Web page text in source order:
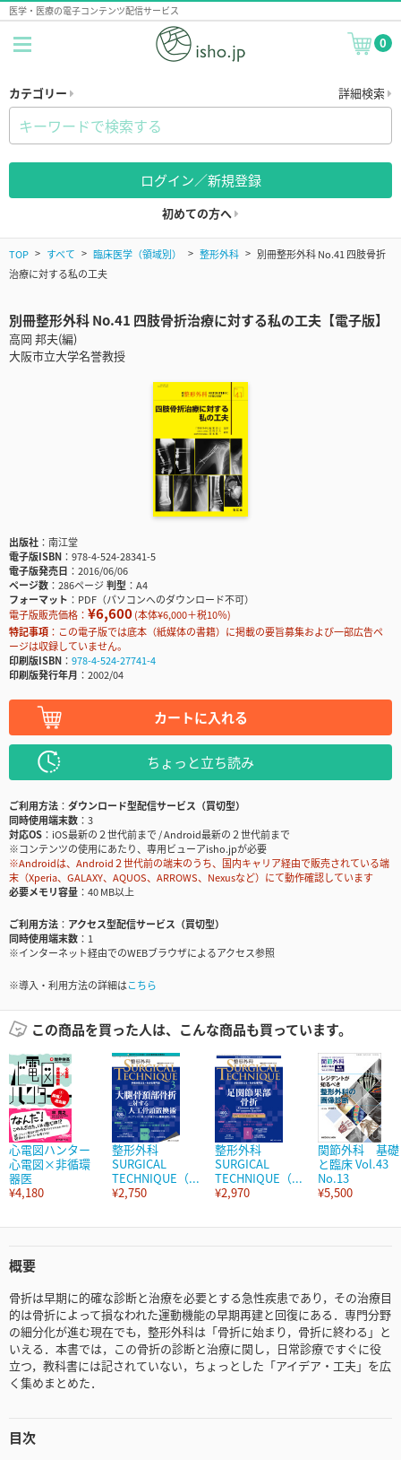
医学・医療の電子コンテンツ配信サービス
0
カテゴリー 詳細検索
ログイン／新規登録
初めての方へ
TOP すべて 臨床医学（領域別） 整形外科
別冊整形外科 No.41 四肢骨折
治療に対する私の工夫
別冊整形外科 No.41 四肢骨折治療に対する私の工夫【電子版】
高岡 邦夫(編)
大阪市立大学名誉教授
出版社
南江堂
電子版ISBN
978-4-524-28341-5
電子版発売日
2016/06/06
ページ数
286ページ判型
A4
フォーマット
PDF（パソコンへのダウンロード不可）
電子版販売価格： ¥6,600(本体¥6,000＋税10％)
特記事項
この電子版では底本（紙媒体の書籍）に掲載の要旨募集および一部広告ペ
ージは収録していません。
印刷版ISBN
978-4-524-27741-4
印刷版発行年月
2002/04
カートに入れる
ちょっと立ち読み
ご利用方法
ダウンロード型配信サービス（買切型）
同時使用端末数
3
対応OS
iOS最新の２世代前まで / Android最新の２世代前まで
※コンテンツの使用にあたり、専用ビューアisho.jpが必要
※Androidは、Android２世代前の端末のうち、国内キャリア経由で販売されている端
末（Xperia、GALAXY、AQUOS、ARROWS、Nexusなど）にて動作確認しています
必要メモリ容量
40 MB以上
ご利用方法
アクセス型配信サービス（買切型）
同時使用端末数
1
※インターネット経由でのWEBブラウザによるアクセス参照
※導入・利用方法の詳細はこちら
この商品を買った人は、こんな商品も買っています。
心電図ハンター
心電図×非循環
器医
¥4,180
整形外科
SURGICAL
TECHNIQUE（...
¥2,750
整形外科
SURGICAL
TECHNIQUE（...
¥2,970
関節外科 基礎
と臨床 Vol.43
No.13
¥5,500
概要
骨折は早期に的確な診断と治療を必要とする急性疾患であり，その治療目
的は骨折によって損なわれた運動機能の早期再建と回復にある．専門分野
の細分化が進む現在でも，整形外科は「骨折に始まり，骨折に終わる」と
いえる．本書では，この骨折の診断と治療に関し，日常診療ですぐに役
立つ，教科書には記されていない，ちょっとした「アイデア・工夫」を広
く集めまとめた．
目次